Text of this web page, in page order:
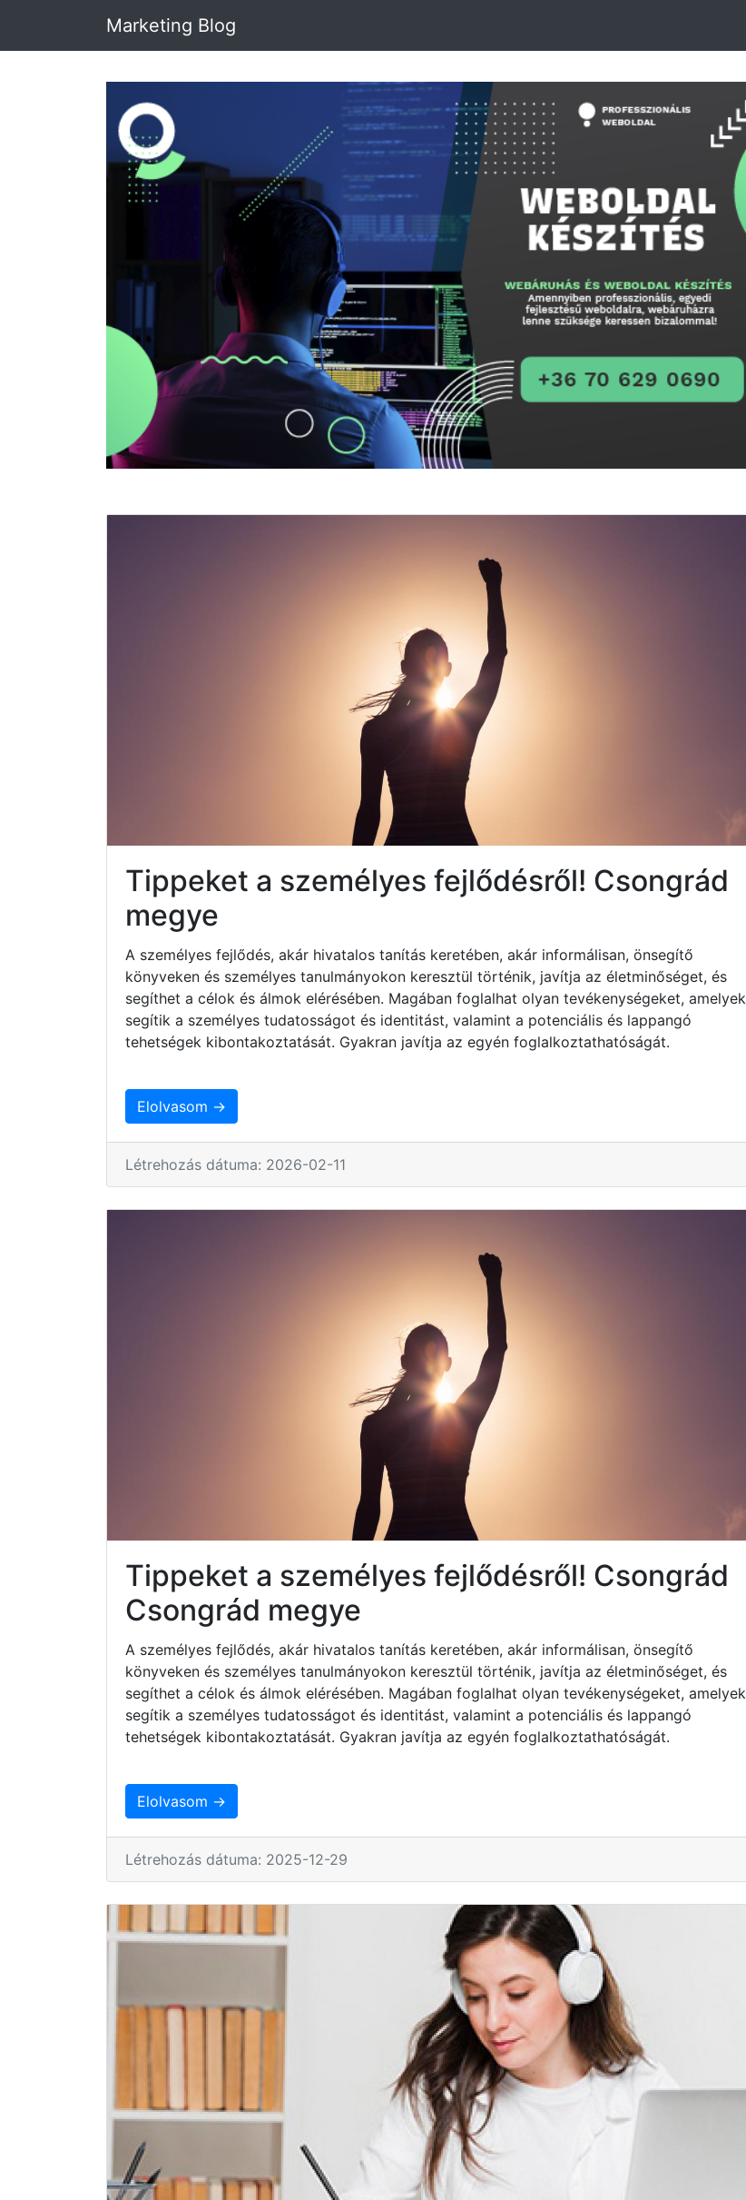
Marketing Blog
Tippeket a személyes fejlődésről! Csongrád
megye
A személyes fejlődés, akár hivatalos tanítás keretében, akár informálisan, önsegítő
könyveken és személyes tanulmányokon keresztül történik, javítja az életminőséget, és
segíthet a célok és álmok elérésében. Magában foglalhat olyan tevékenységeket, amelyek
segítik a személyes tudatosságot és identitást, valamint a potenciális és lappangó
tehetségek kibontakoztatását. Gyakran javítja az egyén foglalkoztathatóságát.
Elolvasom →
Létrehozás dátuma: 2026-02-11
Tippeket a személyes fejlődésről! Csongrád
Csongrád megye
A személyes fejlődés, akár hivatalos tanítás keretében, akár informálisan, önsegítő
könyveken és személyes tanulmányokon keresztül történik, javítja az életminőséget, és
segíthet a célok és álmok elérésében. Magában foglalhat olyan tevékenységeket, amelyek
segítik a személyes tudatosságot és identitást, valamint a potenciális és lappangó
tehetségek kibontakoztatását. Gyakran javítja az egyén foglalkoztathatóságát.
Elolvasom →
Létrehozás dátuma: 2025-12-29